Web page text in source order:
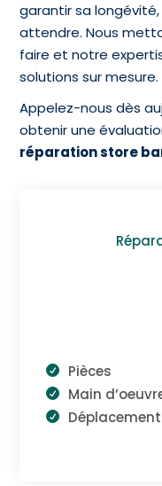
garantir sa
attendre. Nous
faire et notre
solutions sur mesure.
Appelez-nous dès
obtenir une
réparation store
Pièces
Main
Déplacement